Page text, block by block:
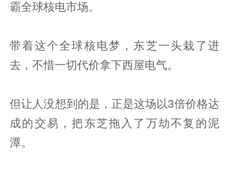
霸全球核电市场。
带着这个全球核电梦，东芝一头栽了进
去，不惜一切代价拿下西屋电气。
但让人没想到的是，正是这场以3倍价格达
成的交易，把东芝拖入了万劫不复的泥
潭。